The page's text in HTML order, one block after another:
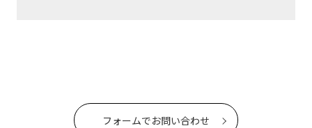
フォームでお問い合わせ